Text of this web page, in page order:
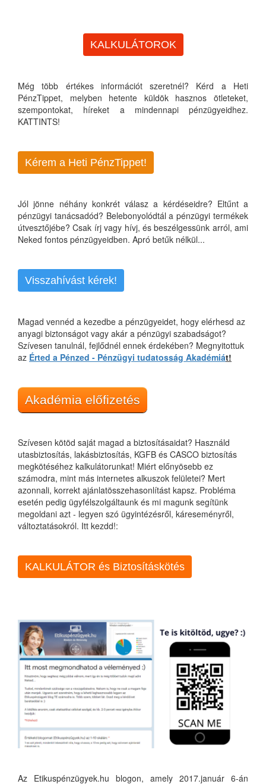
KALKULÁTOROK
Még több értékes információt szeretnél? Kérd a Heti
PénzTippet, melyben hetente küldök hasznos ötleteket,
szempontokat, híreket a mindennapi pénzügyeidhez.
KATTINTS!
Kérem a Heti PénzTippet!
Jól jönne néhány konkrét válasz a kérdéseidre? Eltűnt a
pénzügyi tanácsadód? Belebonyolódtál a pénzügyi termékek
útvesztőjébe? Csak írj vagy hívj, és beszélgessünk arról, ami
Neked fontos pénzügyeidben. Apró betűk nélkül...
Visszahívást kérek!
Magad vennéd a kezedbe a pénzügyeidet, hogy elérhesd az
anyagi biztonságot vagy akár a pénzügyi szabadságot?
Szívesen tanulnál, fejlődnél ennek érdekében? Megnyitottuk
az Érted a Pénzed - Pénzügyi tudatosság Akadémiát!
Akadémia előfizetés
Szívesen kötöd saját magad a biztosításaidat? Használd
utasbiztosítás, lakásbiztosítás, KGFB és CASCO biztosítás
megkötéséhez kalkulátorunkat! Miért előnyösebb ez
számodra, mint más internetes alkuszok felületei? Mert
azonnali, korrekt ajánlatösszehasonlítást kapsz. Probléma
esetén pedig ügyfélszolgáltaunk és mi magunk segítünk
megoldani azt - legyen szó ügyintézésről, káreseményről,
változtatásokról. Itt kezdd!:
KALKULÁTOR és Biztosításkötés
Az Etikuspénzügyek.hu blogon, amely 2017.január 6-án